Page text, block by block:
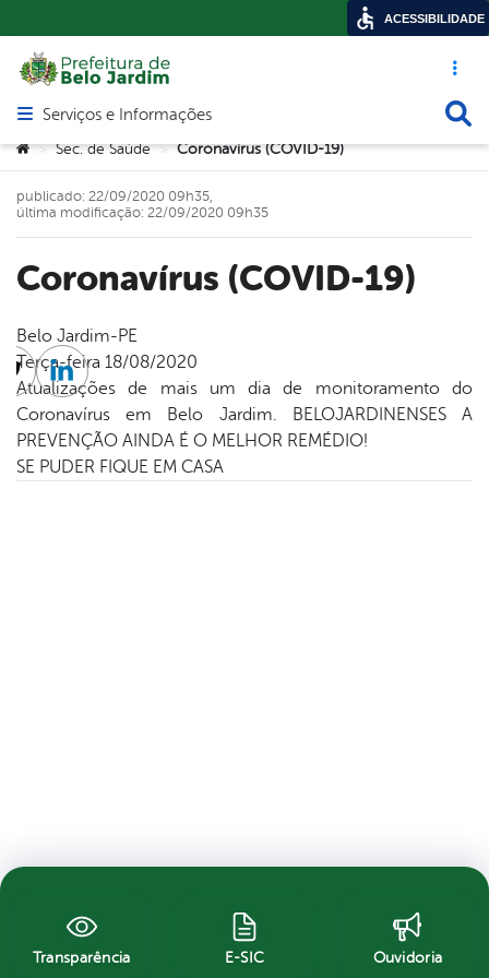
Acesso
Abrir menu principal de navegação
Serviços e Informações
Você está aqui:
> Sec. de Saúde > Coronavírus (COVID-19)
Coronavírus (COVID-19)
publicado: 22/09/2020 09h35,
última modificação: 22/09/2020 09h35
Belo Jardim-PE
Terça-feira 18/08/2020
Atualizações de mais um dia de monitoramento do
Coronavírus em Belo Jardim. BELOJARDINENSES A
PREVENÇÃO AINDA É O MELHOR REMÉDIO!
SE PUDER FIQUE EM CASA
Twitter
Linkedin
Transparência E-SIC Ouvidoria
ACESSIBILIDADE